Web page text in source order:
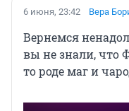
6 июня, 23:42 Вера
Вернемся
вы не знали, что
то роде маг и